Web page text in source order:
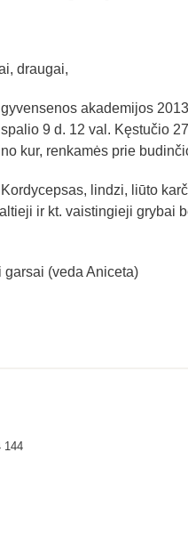
draugai,
akademijos
9 d. 12 val. Kęstučio
kur, renkamės prie
lindzi, liūto
ir kt. vaistingieji grybai
(veda Aniceta)
144